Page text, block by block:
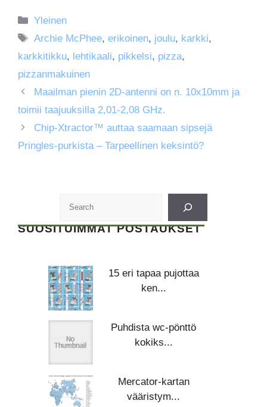
Kategoriat
Yleinen
Avainsanat
Archie McPhee,erikoinen, joulu, karkki,
karkkitikku, lehtikaali, pikkelsi, pizza,
pizzanmakuinen
Maailman pienin 2D-antenni on n. 10x10mm ja
toimii taajuuksilla 2,01-2,08 GHz.
Chip-Xtractor™️ auttaa saamaan sipsejä
Pringles-purkista – Tarpeellinen keksintö?
SUOSITUIMMAT POSTAUKSET
15 eri tapaa pujottaa
ken...
Puhdista wc-pönttö
kokiks...
Mercator-kartan
vääristym...